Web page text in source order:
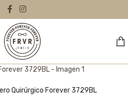
Quirúrgico Forever 3729BL